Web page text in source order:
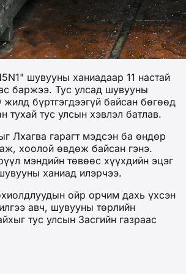
шувууны ханиадаар 11 настай
баржээ. Тус улсад шувууны
бүртгэгдээгүй байсан бөгөөд
тухай тус улсын хэвлэл батлав.
Лхагва гарагт мэдсэн ба өндөр
хоолой өвдөж байсан гэнэ.
мэндийн төвөөс хүүхдийн эцэг
ханиад илэрчээ.
ойр орчим дахь үхсэн
авч, шувууны төрлийн
тус улсын Засгийн газраас